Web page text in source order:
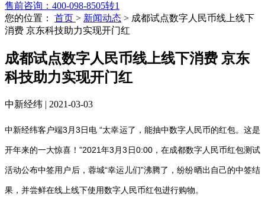
售前咨询： 400-098-8505转1
您的位置： 首页 > 新闻动态 > 成都试点数字人民币线上线下
消费 京东科技助力实现开门红
成都试点数字人民币线上线下消费 京东
科技助力实现开门红
中新经纬 | 2021-03-03
中新经纬客户端3月3日电 “太幸运了，能抽中数字人民币的红包。这是
开年来的一大惊喜！”2021年3月3日0:00，在成都数字人民币红包测试
活动公布中签用户后，蓉城“幸运儿们”沸腾了，纷纷晒出自己的中签结
果，并尝鲜在线上线下使用数字人民币红包进行购物。